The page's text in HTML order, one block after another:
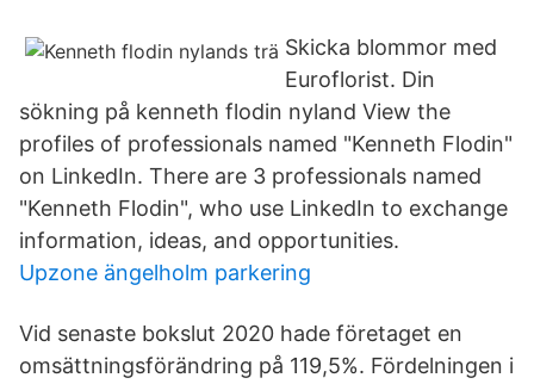
Skicka blommor med
Euroflorist. Din
sökning på kenneth flodin nyland View the
profiles of professionals named "Kenneth Flodin"
on LinkedIn. There are 3 professionals named
"Kenneth Flodin", who use LinkedIn to exchange
information, ideas, and opportunities.
Upzone ängelholm parkering
Vid senaste bokslut 2020 hade företaget en
omsättningsförändring på 119,5%. Fördelningen i